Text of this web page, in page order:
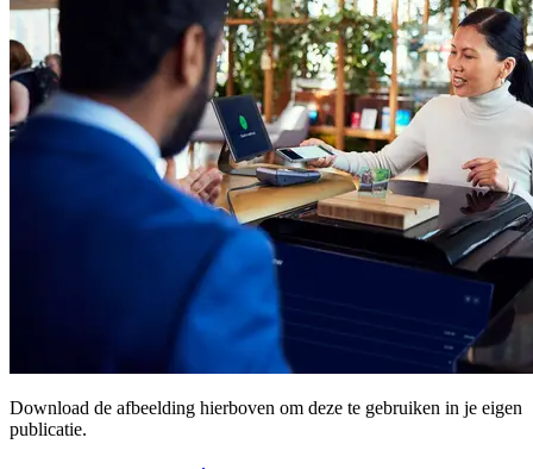
Download de afbeelding hierboven om deze te gebruiken in je eigen
publicatie.